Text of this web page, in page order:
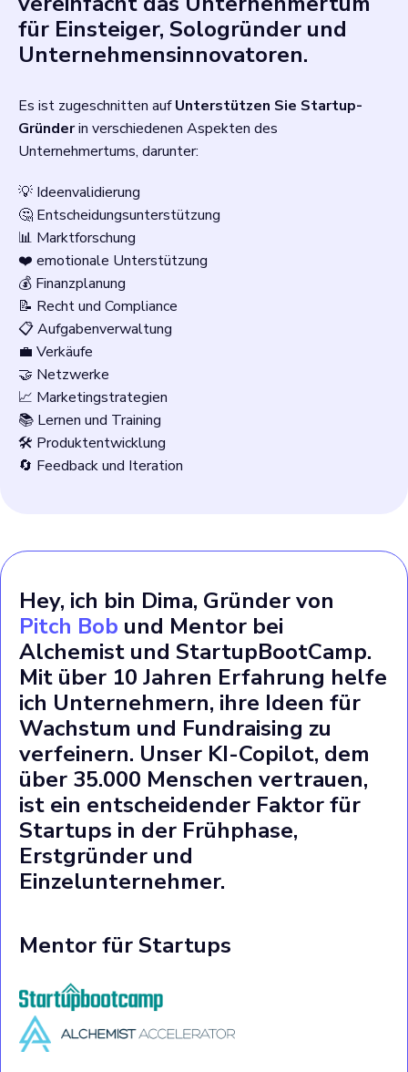
für Einsteiger, Sologründer und
Unternehmensinnovatoren.
Es ist zugeschnitten aufUnterstützen Sie Startup-
Gründerin verschiedenen Aspekten des
Unternehmertums, darunter:
💡 Ideenvalidierung
🤔 Entscheidungsunterstützung
📊 Marktforschung
❤️ emotionale Unterstützung
💰 Finanzplanung
📝 Recht und Compliance
📋 Aufgabenverwaltung
💼 Verkäufe
🤝 Netzwerke
📈 Marketingstrategien
📚 Lernen und Training
🛠️ Produktentwicklung
🔄 Feedback und Iteration
Hey, ich bin Dima, Gründer von
Pitch Bob und Mentor bei
Alchemist und StartupBootCamp.
Mit über 10 Jahren Erfahrung helfe
ich Unternehmern, ihre Ideen für
Wachstum und Fundraising zu
verfeinern. Unser KI-Copilot, dem
über 35.000 Menschen vertrauen,
ist ein entscheidender Faktor für
Startups in der Frühphase,
Erstgründer und
Einzelunternehmer.
Mentor für Startups